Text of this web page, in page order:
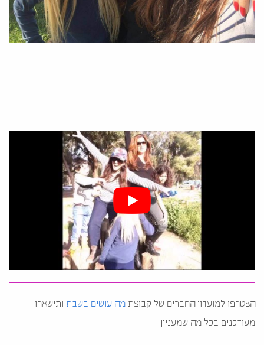
הצטרפו למועדון החברים של קבוצת מה עושים בשבת ותישארו
מעודכנים בכל מה שמעניין